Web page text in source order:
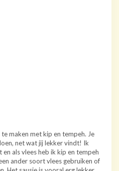
maken met kip en tempeh. Je
net wat jij lekker vindt! Ik
als vlees heb ik kip en tempeh
ander soort vlees gebruiken of